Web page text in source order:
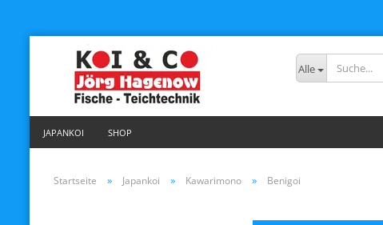
Alle
JAPANKOI SHOP
Startseite » Japankoi » Kawarimono » Benigoi